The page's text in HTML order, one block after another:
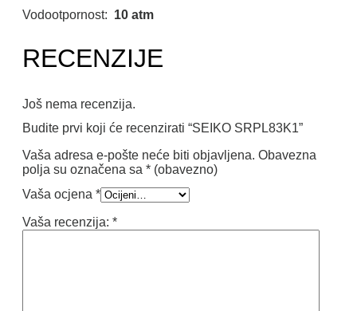
Vodootpornost: 10 atm
RECENZIJE
Još nema recenzija.
Budite prvi koji će recenzirati “SEIKO SRPL83K1”
Vaša adresa e-pošte neće biti objavljena. Obavezna
polja su označena sa * (obavezno)
Vaša ocjena *
Vaša recenzija: *